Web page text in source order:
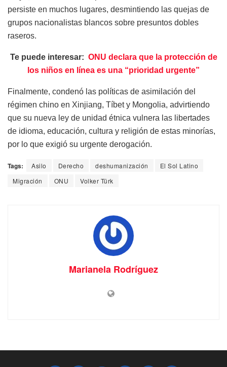
persiste en muchos lugares, desmintiendo las quejas de
grupos nacionalistas blancos sobre presuntos dobles
raseros.
Te puede interesar: ONU declara que la protección de
los niños en línea es una “prioridad urgente”
Finalmente, condenó las políticas de asimilación del
régimen chino en Xinjiang, Tíbet y Mongolia, advirtiendo
que su nueva ley de unidad étnica vulnera las libertades
de idioma, educación, cultura y religión de estas minorías,
por lo que exigió su urgente derogación.
Tags: Asilo Derecho deshumanización
El Sol Latino
Migración
ONU Volker Türk
Marianela Rodríguez